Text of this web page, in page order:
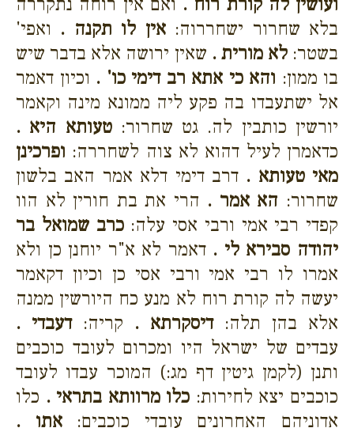
בלא שחרור ישחררוה:אין לו תקנה . ואפי'
בשטר:לא מורית . שאין ירושה אלא בדבר שיש
בו ממון: והא כי אתא רב דימי כו' . וכיון דאמר
אל ישתעבדו בה פקע ליה ממונא מינה וקאמר
יורשין כותבין לה. גט שחרור:טעותא היא .
כדאמרן לעיל דהוא לא צוה לשחררה: ופרכינן
מאי טעותא . דרב דימי דלא אמר האב בלשון
שחרור: הא אמר . הרי את בת חורין לא הוו
קפדי רבי אמי ורבי אסי עלה:כרב שמואל בר
יהודה סבירא לי . דאמר לא א"ר יוחנן כן ולא
אמרו לו רבי אמי ורבי אסי כן וכיון דקאמר
יעשה לה קורת רוח לא מנע כח היורשין ממנה
אלא בהן תלה:דיסקרתא . קריה:דעבדי .
עבדים של ישראל היו ומכרום לעובד כוכבים
ותנן (לקמן גיטין דף מג:) המוכר עבדו לעובד
כוכבים יצא לחירות: כלו מרוותא בתראי . כלו
אדוניהם האחרונים עובדי כוכבים:אתו .